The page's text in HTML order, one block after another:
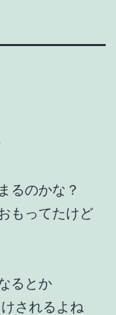
るのかな？
もってたけど
るとか
されるよね